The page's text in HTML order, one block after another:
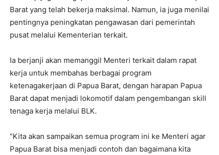
Barat yang telah bekerja maksimal. Namun, ia juga menilai
pentingnya peningkatan pengawasan dari pemerintah
pusat melalui Kementerian terkait.
Ia berjanji akan memanggil Menteri terkait dalam rapat
kerja untuk membahas berbagai program
ketenagakerjaan di Papua Barat, dengan harapan Papua
Barat dapat menjadi lokomotif dalam pengembangan skill
tenaga kerja melalui BLK.
“Kita akan sampaikan semua program ini ke Menteri agar
Papua Barat bisa menjadi contoh dan bagaimana kita